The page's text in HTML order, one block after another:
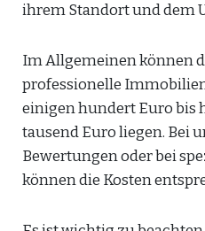
ihrem Standort und dem
Im Allgemeinen können
professionelle
einigen hundert Euro bis
tausend Euro liegen. Bei
Bewertungen oder bei
können die Kosten